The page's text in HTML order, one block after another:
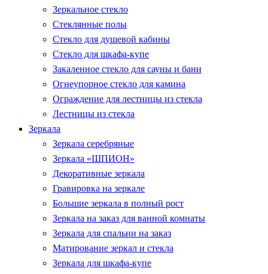
Зеркальное стекло
Стеклянные полы
Стекло для душевой кабины
Стекло для шкафа-купе
Закаленное стекло для сауны и бани
Огнеупорное стекло для камина
Ограждение для лестницы из стекла
Лестницы из стекла
Зеркала
Зеркала серебряные
Зеркала «ШПИОН»
Декоративные зеркала
Гравировка на зеркале
Большие зеркала в полный рост
Зеркала на заказ для ванной комнаты
Зеркала для спальни на заказ
Матирование зеркал и стекла
Зеркала для шкафа-купе